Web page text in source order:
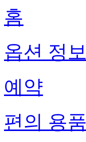
홈
옵션 정보
예약
편의 용품